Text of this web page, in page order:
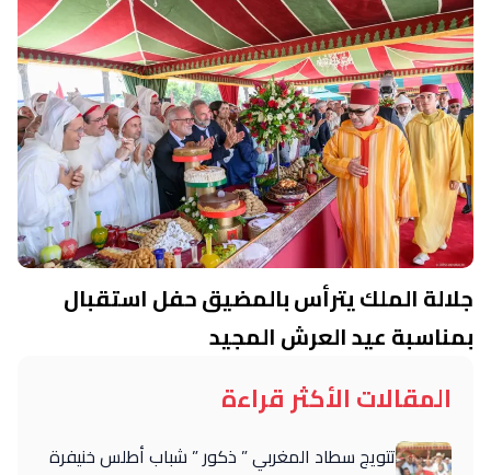
جلالة الملك يترأس بالمضيق حفل استقبال
بمناسبة عيد العرش المجيد
المقالات الأكثر قراءة
تتويج سطاد المغربي ” ذكور ” شباب أطلس خنيفرة